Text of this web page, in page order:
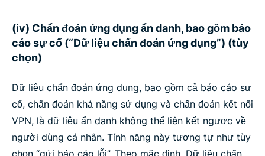
(iv) Chẩn đoán ứng dụng ẩn danh, bao gồm báo
cáo sự cố (“Dữ liệu chẩn đoán ứng dụng”) (tùy
chọn)
Dữ liệu chẩn đoán ứng dụng, bao gồm cả báo cáo sự
cố, chẩn đoán khả năng sử dụng và chẩn đoán kết nối
VPN, là dữ liệu ẩn danh không thể liên kết ngược về
người dùng cá nhân. Tính năng này tương tự như tùy
chọn “gửi báo cáo lỗi”. Theo mặc định, Dữ liệu chẩn